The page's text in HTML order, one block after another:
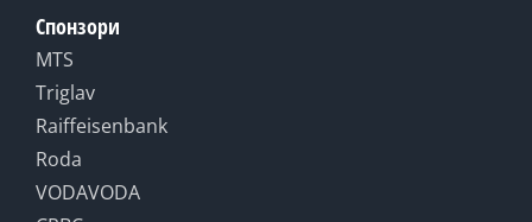
Спонзори
MTS
Triglav
Raiffeisenbank
Roda
VODAVODA